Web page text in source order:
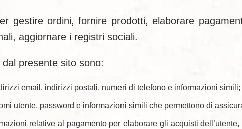
gestire ordini, fornire prodotti, elaborare
aggiornare i registri sociali.
presente sito sono:
email, indirizzi postali, numeri di telefono e informazioni simili;
utente, password e informazioni simili che permettono di
relative al pagamento per elaborare gli acquisti